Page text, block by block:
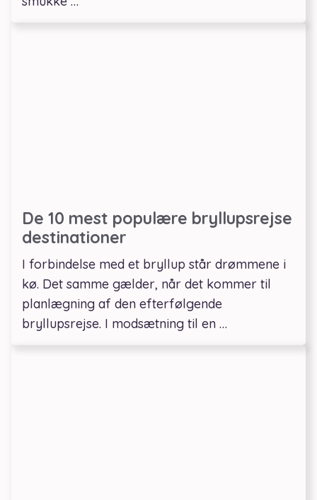
De 10 mest populære bryllupsrejse
destinationer
I forbindelse med et bryllup står drømmene i
kø. Det samme gælder, når det kommer til
planlægning af den efterfølgende
bryllupsrejse. I modsætning til en …